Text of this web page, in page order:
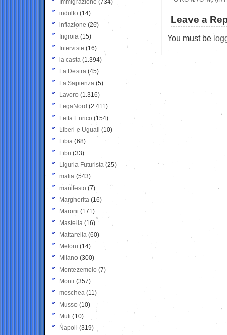
Leave a
You must be
Immigrazione (734)
indulto (14)
inflazione (26)
Ingroia (15)
Interviste (16)
la casta (1.394)
La Destra (45)
La Sapienza (5)
Lavoro (1.316)
LegaNord (2.411)
Letta Enrico (154)
Liberi e Uguali (10)
Libia (68)
Libri (33)
Liguria Futurista (25)
mafia (543)
manifesto (7)
Margherita (16)
Maroni (171)
Mastella (16)
Mattarella (60)
Meloni (14)
Milano (300)
Montezemolo (7)
Monti (357)
moschea (11)
Musso (10)
Muti (10)
Napoli (319)